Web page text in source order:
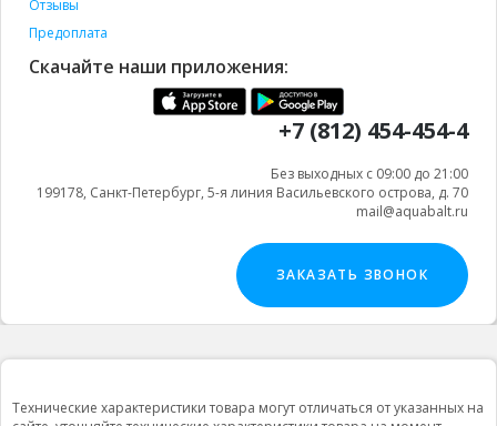
Отзывы
Предоплата
Скачайте наши приложения:
+7 (812) 454-454-4
Без выходных с 09:00 до 21:00
199178, Санкт-Петербург, 5-я линия Васильевского острова, д. 70
mail@aquabalt.ru
ЗАКАЗАТЬ ЗВОНОК
Технические характеристики товара могут отличаться от указанных на